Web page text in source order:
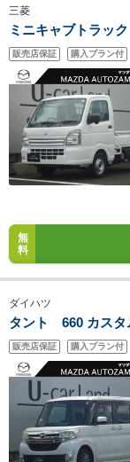
三菱
ミニキャブトラッ
販売店保証 購入プラン付
無
料
ダイハツ
タント 660 カスタ
販売店保証 購入プラン付